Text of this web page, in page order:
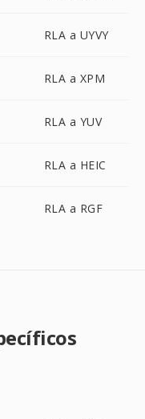
RLA a UYVY
RLA a XPM
RLA a YUV
RLA a HEIC
RLA a RGF